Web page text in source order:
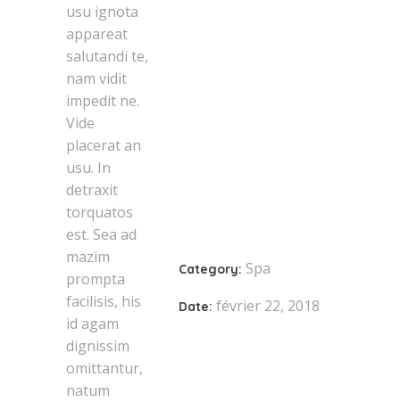
usu ignota
appareat
salutandi te,
nam vidit
impedit ne.
Vide
placerat an
usu. In
detraxit
torquatos
est. Sea ad
mazim
prompta
facilisis, his
id agam
dignissim
omittantur,
natum
Category: Spa
Date: février 22, 2018